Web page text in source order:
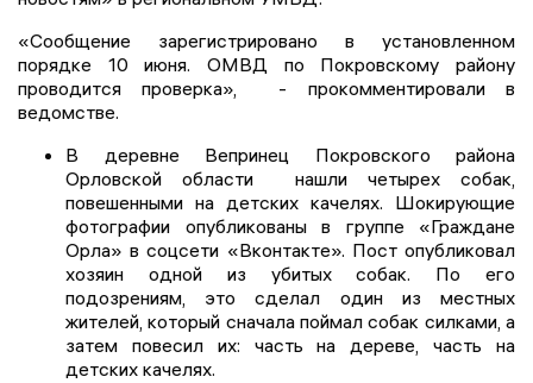
«Сообщение зарегистрировано в установленном
порядке 10 июня. ОМВД по Покровскому району
проводится проверка», - прокомментировали в
ведомстве.
В деревне Вепринец Покровского района
Орловской области нашли четырех собак,
повешенными на детских качелях. Шокирующие
фотографии опубликованы в группе «Граждане
Орла» в соцсети «Вконтакте». Пост опубликовал
хозяин одной из убитых собак. По его
подозрениям, это сделал один из местных
жителей, который сначала поймал собак силками, а
затем повесил их: часть на дереве, часть на
детских качелях.